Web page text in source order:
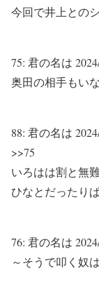
今回で井上との
75: 君の名は
奥田の相手もい
88: 君の名は
>>75
いろはは割と無
ひなとだったり
76: 君の名は
～そうで叩く奴